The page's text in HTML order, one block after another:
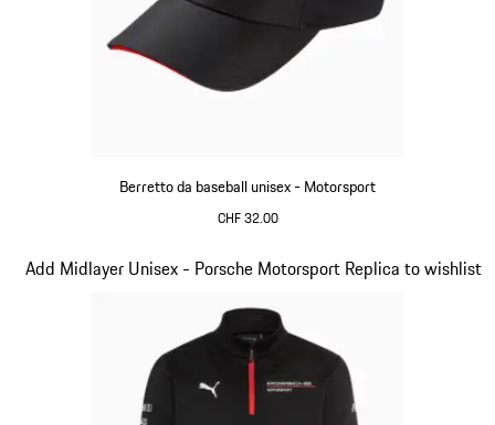
Berretto da baseball unisex - Motorsport
CHF 32.00
Add Midlayer Unisex - Porsche Motorsport Replica to wishlist
Diapositiva 4 di 20